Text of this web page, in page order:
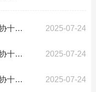
攀枝花市卫生健康委员会对市政协十届四次会议第90号提案答复的函 2025-07-24
攀枝花市卫生健康委员会对市政协十届四次会议第131号提案答复的函 2025-07-24
攀枝花市卫生健康委员会对市政协十届四次会议第75号提案答复的函 2025-07-24